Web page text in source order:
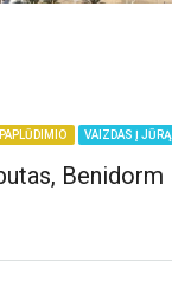
VAIZDAS Į JŪRĄ
Benidorm